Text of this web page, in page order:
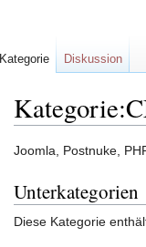
Joomla, Postnuke,
Unterkategorien
Diese Kategorie
Kategorie Diskussion